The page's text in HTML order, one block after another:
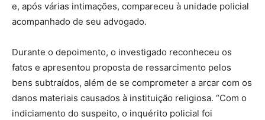
e, após várias intimações, compareceu à unidade policial
acompanhado de seu advogado.
Durante o depoimento, o investigado reconheceu os
fatos e apresentou proposta de ressarcimento pelos
bens subtraídos, além de se comprometer a arcar com os
danos materiais causados à instituição religiosa. “Com o
indiciamento do suspeito, o inquérito policial foi